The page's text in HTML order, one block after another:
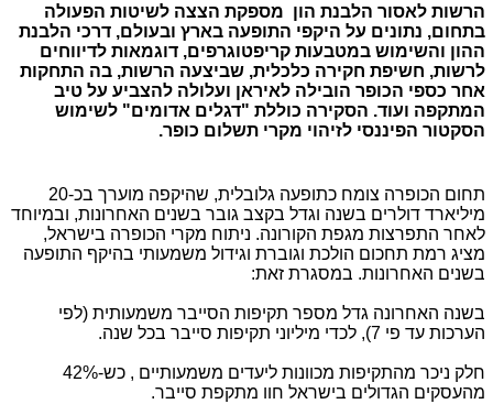
הרשות לאסור הלבנת הון מספקת הצצה לשיטות הפעולה
בתחום, נתונים על היקפי התופעה בארץ ובעולם, דרכי הלבנת
ההון והשימוש במטבעות קריפטוגרפים, דוגמאות לדיווחים
לרשות, חשיפת חקירה כלכלית, שביצעה הרשות, בה התחקות
אחר כספי הכופר הובילה לאיראן ועלולה להצביע על טיב
המתקפה ועוד. הסקירה כוללת "דגלים אדומים" לשימוש
הסקטור הפיננסי לזיהוי מקרי תשלום כופר.
תחום הכופרה צומח כתופעה גלובלית, שהיקפה מוערך בכ-20
מיליארד דולרים בשנה וגדל בקצב גובר בשנים האחרונות, ובמיוחד
לאחר התפרצות מגפת הקורונה. ניתוח מקרי הכופרה בישראל,
מציג רמת תחכום הולכת וגוברת וגידול משמעותי בהיקף התופעה
בשנים האחרונות. במסגרת זאת:
בשנה האחרונה גדל מספר תקיפות הסייבר משמעותית (לפי
הערכות עד פי 7), לכדי מיליוני תקיפות סייבר בכל שנה
.
חלק ניכר מהתקיפות מכוונות ליעדים משמעותיים , כש-42%
מהעסקים הגדולים בישראל חוו מתקפת סייבר.